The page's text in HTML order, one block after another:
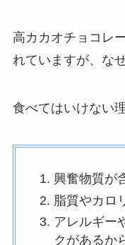
ちくわ
やデメ
買って
した
を紹介
高カカオチョコレ
れていますが、な
食べてはいけない
興奮物質が
脂質やカロ
アレルギー
クがあるか